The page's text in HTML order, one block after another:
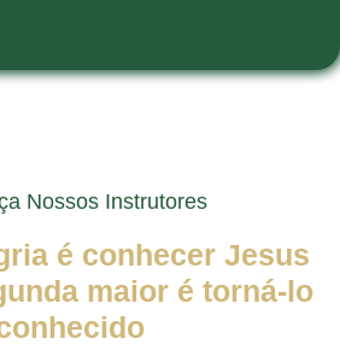
Nossos Instrutores
é conhecer Jesus
maior é torná-lo